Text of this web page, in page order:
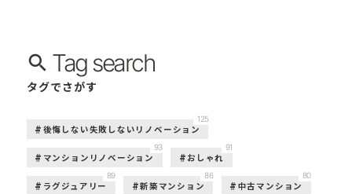
Tag search
タグでさがす
後悔しない失敗しないリノベーション
125
マンションリノベーション
93
おしゃれ
91
ラグジュアリー
89
新築マンション
86
中古マンション
80